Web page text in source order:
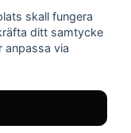
MC
YouTube
skall fungera
ditt samtycke
anpassa via